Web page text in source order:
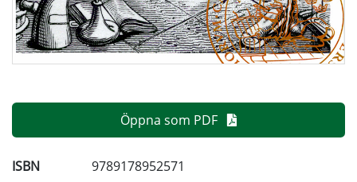
Öppna som PDF
ISBN
9789178952571